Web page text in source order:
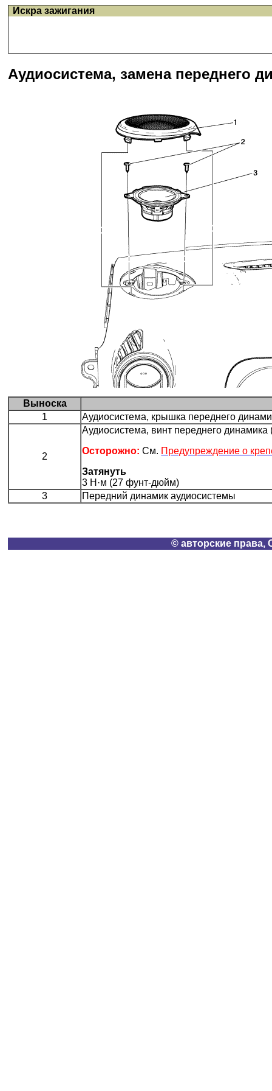
Искра зажигания
Аудиосистема, замена переднего
Выноска
1
Аудиосистема, крышка переднего
2
Аудиосистема, винт переднего динамика
Осторожно: См. Предупреждение о
Затянуть
3 Н·м (27 фунт-дюйм)
3
Передний динамик аудиосистемы
© авторские